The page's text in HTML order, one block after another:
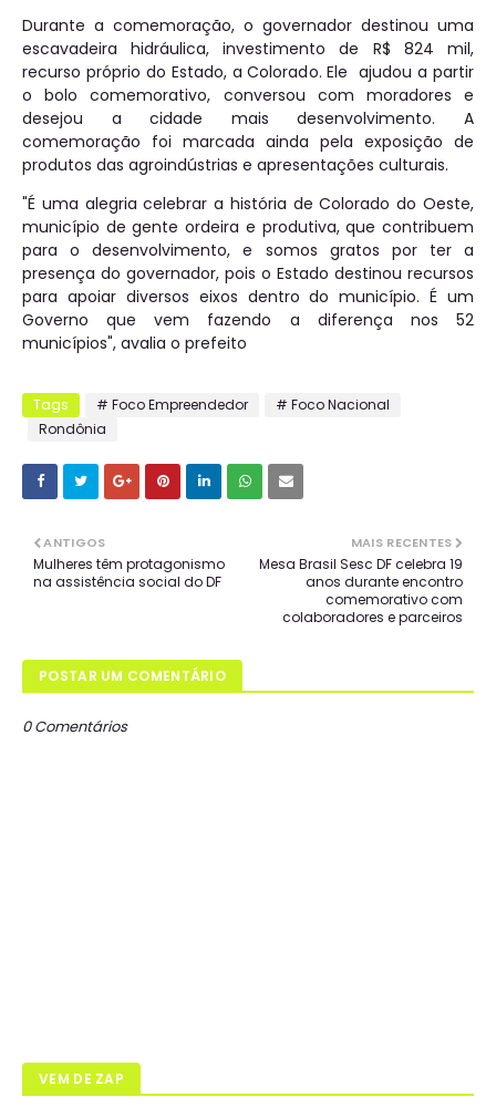
Durante a comemoração, o governador destinou uma
escavadeira hidráulica, investimento de R$ 824 mil,
recurso próprio do Estado, a Colorado. Ele ajudou a partir
o bolo comemorativo, conversou com moradores e
desejou a cidade mais desenvolvimento. A
comemoração foi marcada ainda pela exposição de
produtos das agroindústrias e apresentações culturais.
"É uma alegria celebrar a história de Colorado do Oeste,
município de gente ordeira e produtiva, que contribuem
para o desenvolvimento, e somos gratos por ter a
presença do governador, pois o Estado destinou recursos
para apoiar diversos eixos dentro do município. É um
Governo que vem fazendo a diferença nos 52
municípios", avalia o prefeito
Tags # Foco Empreendedor
# Foco Nacional
Rondônia
MAIS RECENTES
Mesa Brasil Sesc DF celebra 19
anos durante encontro
comemorativo com
colaboradores e parceiros
ANTIGOS
Mulheres têm protagonismo
na assistência social do DF
POSTAR UM COMENTÁRIO
0 Comentários
VEM DE ZAP